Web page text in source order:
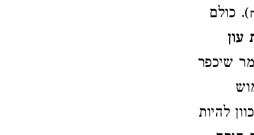
). כולם
עון
שיכפר
להיות